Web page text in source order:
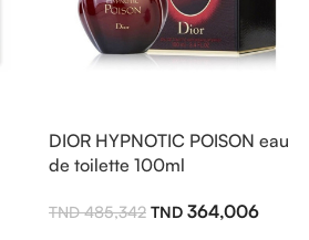
DIOR HYPNOTIC POISON eau
de toilette 100ml
485,342 364,006